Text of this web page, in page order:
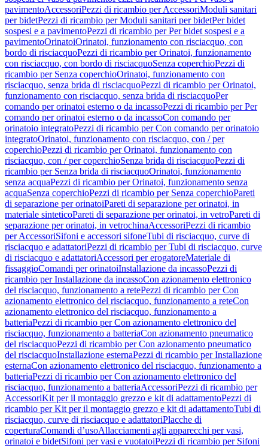
pavimentoAccessoriPezzi di ricambio per AccessoriModuli sanitari
per bidetPezzi di ricambio per Moduli sanitari per bidetPer bidet
sospesi e a pavimentoPezzi di ricambio per Per bidet sospesi e a
pavimentoOrinatoiOrinatoi, funzionamento con risciacquo, con
bordo di risciacquoPezzi di ricambio per Orinatoi, funzionamento
con risciacquo, con bordo di risciacquoSenza coperchioPezzi di
ricambio per Senza coperchioOrinatoi, funzionamento con
risciacquo, senza brida di risciacquoPezzi di ricambio per Orinatoi,
funzionamento con risciacquo, senza brida di risciacquoPer
comando per orinatoi esterno o da incassoPezzi di ricambio per Per
comando per orinatoi esterno o da incassoCon comando per
orinatoio integratoPezzi di ricambio per Con comando per orinatoio
integratoOrinatoi, funzionamento con risciacquo, con / per
coperchioPezzi di ricambio per Orinatoi, funzionamento con
risciacquo, con / per coperchioSenza brida di risciacquoPezzi di
ricambio per Senza brida di risciacquoOrinatoi, funzionamento
senza acquaPezzi di ricambio per Orinatoi, funzionamento senza
acquaSenza coperchioPezzi di ricambio per Senza coperchioPareti
di separazione per orinatoiPareti di separazione per orinatoi, in
materiale sinteticoPareti di separazione per orinatoi, in vetroPareti di
separazione per orinatoi, in vetrochinaAccessoriPezzi di ricambio
per AccessoriSifoni e accessori sifoneTubi di risciacquo, curve di
risciacquo e adattatoriPezzi di ricambio per Tubi di risciacquo, curve
di risciacquo e adattatoriAccessori per erogatoreMateriale di
fissaggioComandi per orinatoiInstallazione da incassoPezzi di
ricambio per Installazione da incassoCon azionamento elettronico
del risciacquo, funzionamento a retePezzi di ricambio per Con
azionamento elettronico del risciacquo, funzionamento a reteCon
azionamento elettronico del risciacquo, funzionamento a
batteriaPezzi di ricambio per Con azionamento elettronico del
risciacquo, funzionamento a batteriaCon azionamento pneumatico
del risciacquoPezzi di ricambio per Con azionamento pneumatico
del risciacquoInstallazione esternaPezzi di ricambio per Installazione
esternaCon azionamento elettronico del risciacquo, funzionamento a
batteriaPezzi di ricambio per Con azionamento elettronico del
risciacquo, funzionamento a batteriaAccessoriPezzi di ricambio per
AccessoriKit per il montaggio grezzo e kit di adattamentoPezzi di
ricambio per Kit per il montaggio grezzo e kit di adattamentoTubi di
risciacquo, curve di risciacquo e adattatoriPlacche di
coperturaComandi d’usoAllacciamenti agli apparecchi per vasi,
orinatoi e bidetSifoni per vasi e vuotatoiPezzi di ricambio per Sifoni